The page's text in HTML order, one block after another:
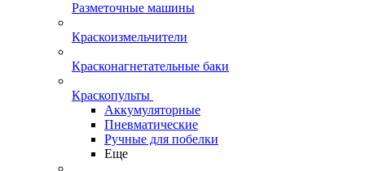
Разметочные машины
Краскоизмельчители
Красконагнетательные баки
Краскопульты
Аккумуляторные
Пневматические
Ручные для побелки
Еще